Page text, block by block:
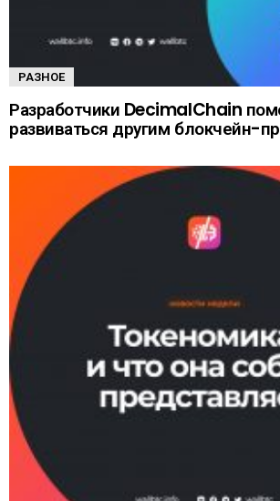
РАЗНОЕ
Разработчики DecimalChain
развиваться другим блокчейн-